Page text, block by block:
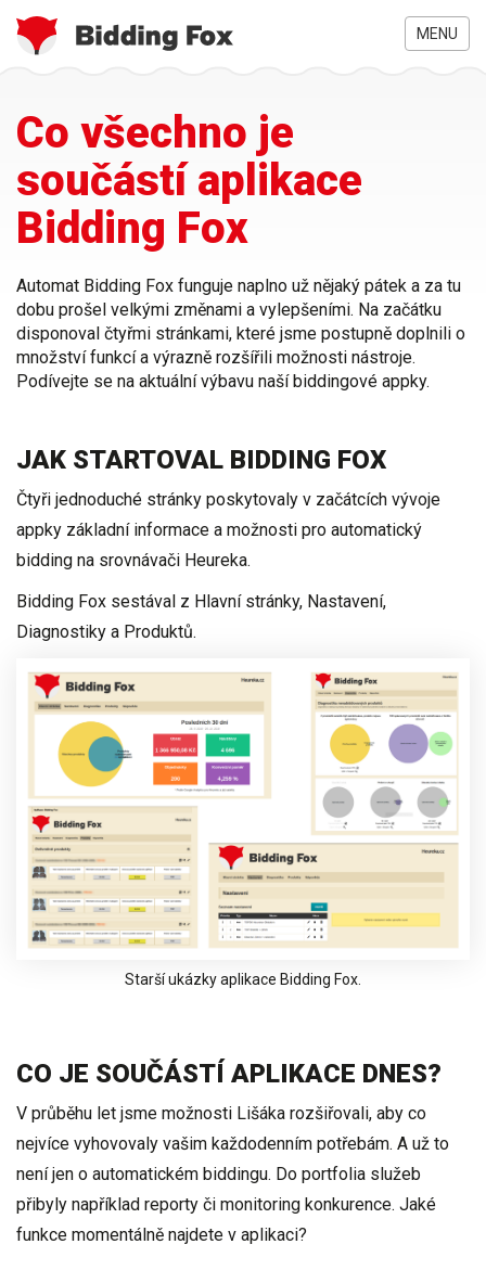
hlavnímu
obsahu
MENU
zde
Co všechno je
součástí aplikace
Bidding Fox
Automat Bidding Fox funguje naplno už nějaký pátek a za tu
dobu prošel velkými změnami a vylepšeními. Na začátku
disponoval čtyřmi stránkami, které jsme postupně doplnili o
množství funkcí a výrazně rozšířili možnosti nástroje.
Podívejte se na aktuální výbavu naší biddingové appky.
JAK STARTOVAL BIDDING FOX
Čtyři jednoduché stránky poskytovaly v začátcích vývoje
appky základní informace a možnosti pro automatický
bidding na srovnávači Heureka.
Bidding Fox sestával z Hlavní stránky, Nastavení,
Diagnostiky a Produktů.
Starší ukázky aplikace Bidding Fox.
CO JE SOUČÁSTÍ APLIKACE DNES?
V průběhu let jsme možnosti Lišáka rozšiřovali, aby co
nejvíce vyhovovaly vašim každodenním potřebám. A už to
není jen o automatickém biddingu. Do portfolia služeb
přibyly například reporty či monitoring konkurence. Jaké
funkce momentálně najdete v aplikaci?